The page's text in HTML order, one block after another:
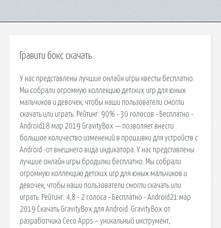
Гравити бокс скачать
У нас представлены лучшие онлайн игры квесты бесплатно.
Мы собрали огромную коллекцию детских игр для юных
мальчиков и девочек, чтобы наши пользователи смогли
скачать или играть. Рейтинг: 90% - 30 голосов - Бесплатно -
Android18 мар 2019 GravityBox — позволяет внести
большое количество изменений в прошивки для устройств с
Android -от внешнего вида индикатора. У нас представлены
лучшие онлайн игры бродилки бесплатно. Мы собрали
огромную коллекцию детских игр для юных мальчиков и
девочек, чтобы наши пользователи смогли скачать или
играть. Рейтинг: 4,8 - 2 голоса - Бесплатно - Android21 мар
2019 Скачать GravityBox для Android. GravityBox от
разработчика Ceco Apps – уникальный инструмент,